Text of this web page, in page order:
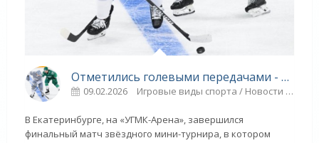
Отметились голевыми передачами - «Ярославский спорт»
09.02.2026 Игровые виды спорта / Новости разное / Спорт / Видео новости
В Екатеринбурге, на «УГМК-Арена», завершился
финальный матч звёздного мини-турнира, в котором